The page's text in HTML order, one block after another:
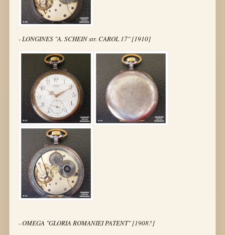
- LONGINES "A. SCHEIN str. CAROL 17" [1910]
- OMEGA "GLORIA ROMANIEI PATENT" [1908?]